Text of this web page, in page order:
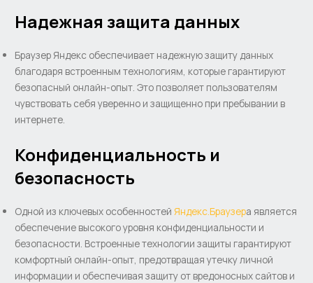
Надежная защита данных
Браузер Яндекс обеспечивает надежную защиту данных
благодаря встроенным технологиям, которые гарантируют
безопасный онлайн-опыт. Это позволяет пользователям
чувствовать себя уверенно и защищенно при пребывании в
интернете.
Конфиденциальность и
безопасность
Одной из ключевых особенностейЯндекс.Браузера является
обеспечение высокого уровня конфиденциальности и
безопасности. Встроенные технологии защиты гарантируют
комфортный онлайн-опыт, предотвращая утечку личной
информации и обеспечивая защиту от вредоносных сайтов и